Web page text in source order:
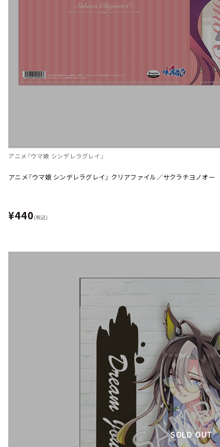
アニメ『ウマ娘 シンデレラグレイ』
アニメ『ウマ娘 シンデレラグレイ』 クリアファイル／サクラチヨノオ
¥440 (税込)
SOLD OUT